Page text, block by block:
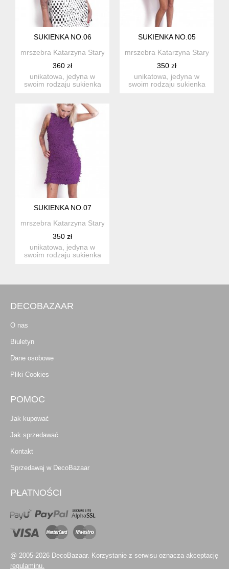
SUKIENKA NO.06
mrszebra Katarzyna Staryk
360 zł
unikatowa, jedyna w
swoim rodzaju sukienka
SUKIENKA NO.05
mrszebra Katarzyna Staryk
350 zł
unikatowa, jedyna w
swoim rodzaju sukienka
SUKIENKA NO.07
mrszebra Katarzyna Staryk
350 zł
unikatowa, jedyna w
swoim rodzaju sukienka
DECOBAZAAR
O nas
Biuletyn
Dane osobowe
Pliki Cookies
POMOC
Jak kupować
Jak sprzedawać
Kontakt
Sprzedawaj w DecoBazaar
PŁATNOŚCI
@ 2005-2026 DecoBazaar. Korzystanie z serwisu oznacza akceptację
regulaminu.